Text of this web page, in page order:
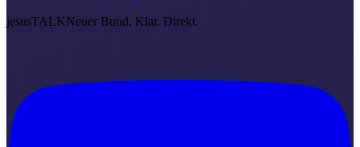
jesusTALKNeuer Bund. Klar. Direkt.